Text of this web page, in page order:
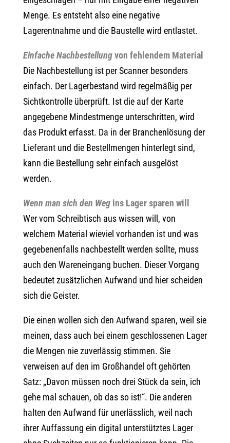
Menge. Es entsteht also eine negative
Lagerentnahme und die Baustelle wird entlastet.
Einfache Nachbestellungvon fehlendem Material
Die Nachbestellung ist per Scanner besonders
einfach. Der Lagerbestand wird regelmäßig per
Sichtkontrolle überprüft. Ist die auf der Karte
angegebene Mindestmenge unterschritten, wird
das Produkt erfasst. Da in der Branchenlösung der
Lieferant und die Bestellmengen hinterlegt sind,
kann die Bestellung sehr einfach ausgelöst
werden.
Wenn man sich den Wegins Lager sparen will
Wer vom Schreibtisch aus wissen will, von
welchem Material wieviel vorhanden ist und was
gegebenenfalls nachbestellt werden sollte, muss
auch den Wareneingang buchen. Dieser Vorgang
bedeutet zusätzlichen Aufwand und hier scheiden
sich die Geister.
Die einen wollen sich den Aufwand sparen, weil sie
meinen, dass auch bei einem geschlossenen Lager
die Mengen nie zuverlässig stimmen. Sie
verweisen auf den im Großhandel oft gehörten
Satz: „Davon müssen noch drei Stück da sein, ich
gehe mal schauen, ob das so ist!“. Die anderen
halten den Aufwand für unerlässlich, weil nach
ihrer Auffassung ein digital unterstütztes Lager